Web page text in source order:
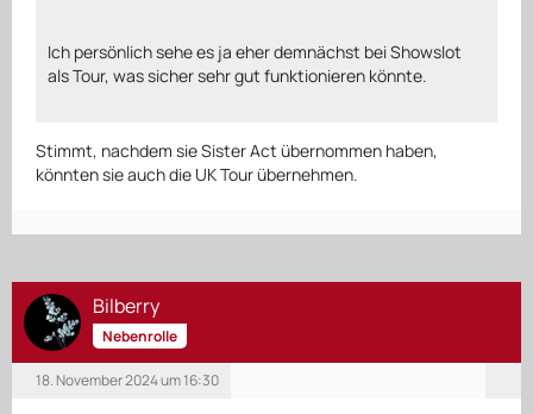
Ich persönlich sehe es ja eher demnächst bei Showslot
als Tour, was sicher sehr gut funktionieren könnte.
Stimmt, nachdem sie Sister Act übernommen haben,
könnten sie auch die UK Tour übernehmen.
Bilberry
Nebenrolle
18. November 2024 um 16:30